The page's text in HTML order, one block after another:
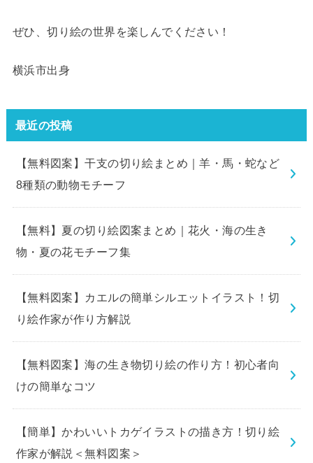
ぜひ、切り絵の世界を楽しんでください！
横浜市出身
最近の投稿
【無料図案】干支の切り絵まとめ｜羊・馬・蛇など
8種類の動物モチーフ
【無料】夏の切り絵図案まとめ｜花火・海の生き
物・夏の花モチーフ集
【無料図案】カエルの簡単シルエットイラスト！切
り絵作家が作り方解説
【無料図案】海の生き物切り絵の作り方！初心者向
けの簡単なコツ
【簡単】かわいいトカゲイラストの描き方！切り絵
作家が解説＜無料図案＞